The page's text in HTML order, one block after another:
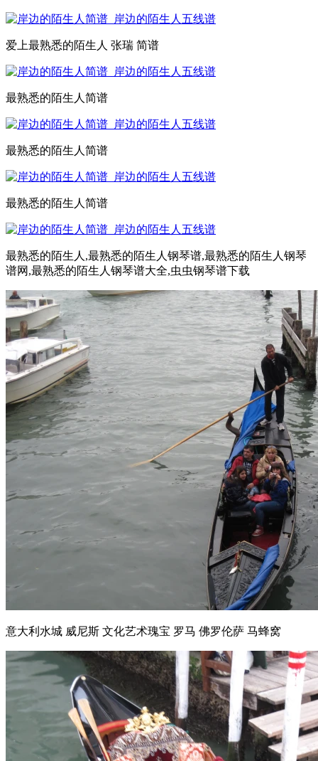
爱上最熟悉的陌生人 张瑞 简谱
最熟悉的陌生人简谱
最熟悉的陌生人简谱
最熟悉的陌生人简谱
最熟悉的陌生人,最熟悉的陌生人钢琴谱,最熟悉的陌生人钢琴
谱网,最熟悉的陌生人钢琴谱大全,虫虫钢琴谱下载
意大利水城 威尼斯 文化艺术瑰宝 罗马 佛罗伦萨 马蜂窝